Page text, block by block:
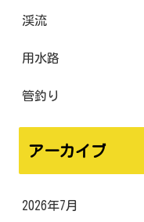
渓流
用水路
管釣り
アーカイブ
2026年7月